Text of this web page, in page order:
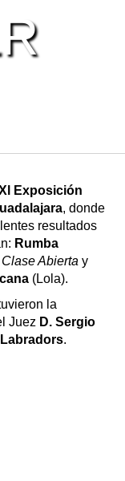
Exposición
, donde
resultados
Rumba
Clase Abierta y
(Lola).
la
Juez D. Sergio
.